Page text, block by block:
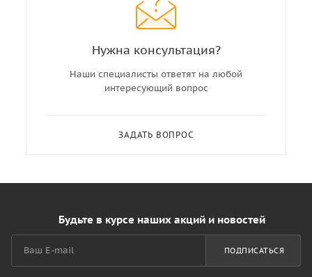
Нужна консультация?
Наши специалисты ответят на любой
интересующий вопрос
ЗАДАТЬ ВОПРОС
Будьте в курсе наших акций и новостей
ПОДПИСАТЬСЯ